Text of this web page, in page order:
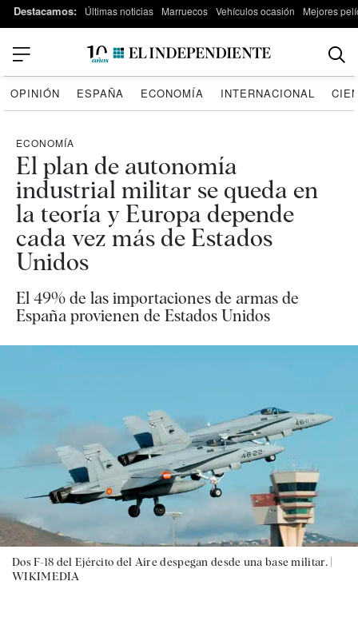
Destacamos: Últimas noticias Marruecos Vehículos ocasión Mejores
OPINIÓN ESPAÑA ECONOMÍA INTERNACIONAL
ECONOMÍA
El plan de autonomía
industrial militar se queda en
la teoría y Europa depende
cada vez más de Estados
Unidos
El 49% de las importaciones de armas de
España provienen de Estados Unidos
Dos F-18 del Ejército del Aire despegan desde una base militar. |
WIKIMEDIA